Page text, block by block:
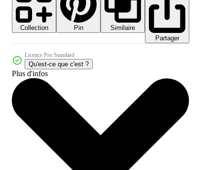
Collection Pin
Similaire
Partager
Licence Pro Standard
Qu'est-ce que c'est ?
Plus d'infos